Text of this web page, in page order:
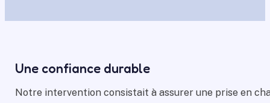
Une confiance durable
Notre intervention consistait à assurer une prise en